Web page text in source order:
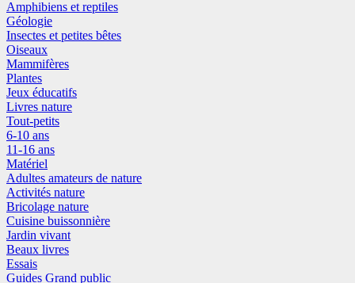
Amphibiens et reptiles
Géologie
Insectes et petites bêtes
Oiseaux
Mammifères
Plantes
Jeux éducatifs
Livres nature
Tout-petits
6-10 ans
11-16 ans
Matériel
Adultes amateurs de nature
Activités nature
Bricolage nature
Cuisine buissonnière
Jardin vivant
Beaux livres
Essais
Guides Grand public